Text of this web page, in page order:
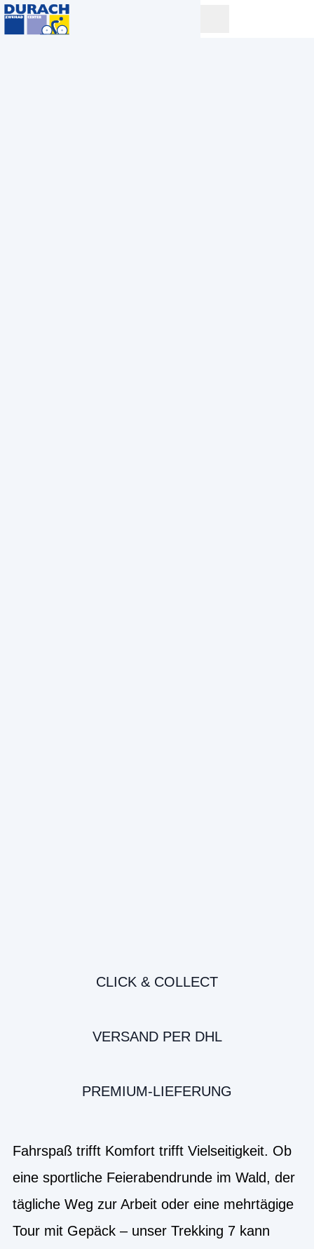
CLICK & COLLECT
VERSAND PER DHL
PREMIUM-LIEFERUNG
Fahrspaß trifft Komfort trifft Vielseitigkeit. Ob
eine sportliche Feierabendrunde im Wald, der
tägliche Weg zur Arbeit oder eine mehrtägige
Tour mit Gepäck – unser Trekking 7 kann